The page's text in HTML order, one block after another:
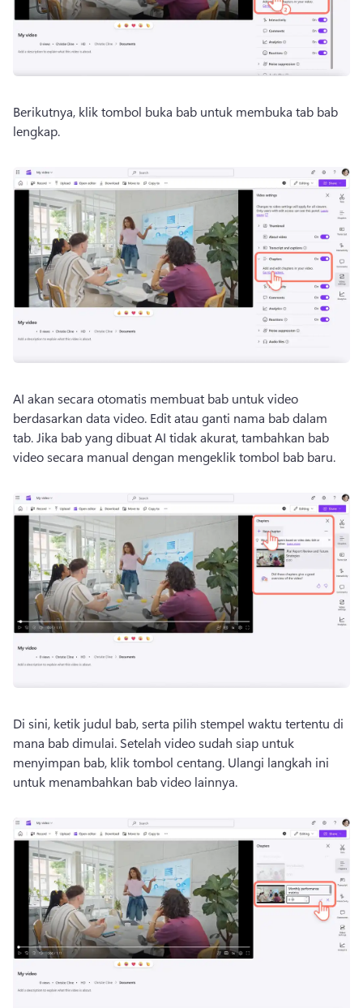
Berikutnya, klik tombol buka bab untuk membuka tab bab
lengkap.
AI akan secara otomatis membuat bab untuk video
berdasarkan data video. Edit atau ganti nama bab dalam
tab. Jika bab yang dibuat AI tidak akurat, tambahkan bab
video secara manual dengan mengeklik tombol bab baru.
Di sini, ketik judul bab, serta pilih stempel waktu tertentu di
mana bab dimulai. Setelah video sudah siap untuk
menyimpan bab, klik tombol centang. Ulangi langkah ini
untuk menambahkan bab video lainnya.